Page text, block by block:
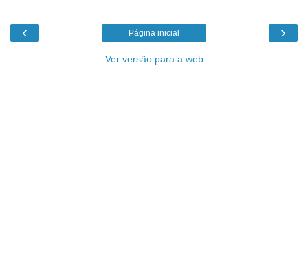
‹ ›
Página inicial
Ver versão para a web